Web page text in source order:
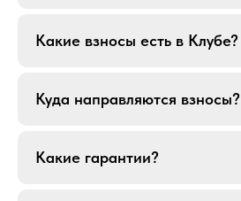
Какие взносы есть в Клубе?
Куда направляются взносы?
Какие гарантии?
«Не гонитесь за деньгами —
Отзывы